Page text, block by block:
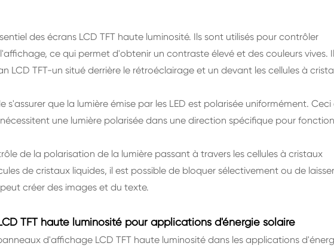
des écrans LCD TFT haute luminosité. Ils sont utilisés pour contrôler
ce qui permet d'obtenir un contraste élevé et des couleurs vives.
LCD TFT-un situé derrière le rétroéclairage et un devant les cellules à
que la lumière émise par les LED est polarisée uniformément. Ceci
une lumière polarisée dans une direction spécifique pour
de la polarisation de la lumière passant à travers les cellules à cristaux
de cristaux liquides, il est possible de bloquer sélectivement ou de laisser
créer des images et du texte.
TFT haute luminosité pour applications d'énergie solaire
d'affichage LCD TFT haute luminosité dans les applications